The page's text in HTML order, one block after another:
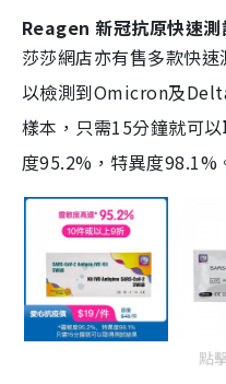
Reagen 新冠抗原快速測
莎莎網店亦有售多款快
以檢測到Omicron及
樣本，只需15分鐘就可
度95.2%，特異度98.1%
點